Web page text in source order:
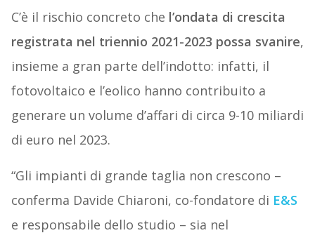
C’è il rischio concreto che l’ondata di crescita
registrata nel triennio 2021-2023 possa svanire,
insieme a gran parte dell’indotto: infatti, il
fotovoltaico e l’eolico hanno contribuito a
generare un volume d’affari di circa 9-10 miliardi
di euro nel 2023.
“Gli impianti di grande taglia non crescono –
conferma Davide Chiaroni, co-fondatore di E&S
e responsabile dello studio – sia nel